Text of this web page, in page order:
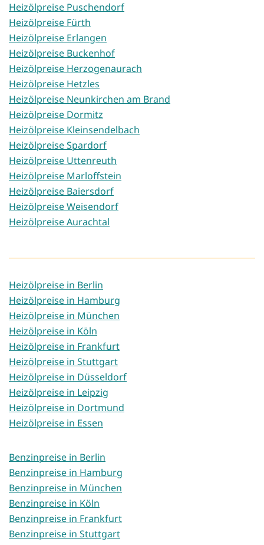
Heizölpreise Puschendorf
Heizölpreise Fürth
Heizölpreise Erlangen
Heizölpreise Buckenhof
Heizölpreise Herzogenaurach
Heizölpreise Hetzles
Heizölpreise Neunkirchen am Brand
Heizölpreise Dormitz
Heizölpreise Kleinsendelbach
Heizölpreise Spardorf
Heizölpreise Uttenreuth
Heizölpreise Marloffstein
Heizölpreise Baiersdorf
Heizölpreise Weisendorf
Heizölpreise Aurachtal
Heizölpreise in Berlin
Heizölpreise in Hamburg
Heizölpreise in München
Heizölpreise in Köln
Heizölpreise in Frankfurt
Heizölpreise in Stuttgart
Heizölpreise in Düsseldorf
Heizölpreise in Leipzig
Heizölpreise in Dortmund
Heizölpreise in Essen
Benzinpreise in Berlin
Benzinpreise in Hamburg
Benzinpreise in München
Benzinpreise in Köln
Benzinpreise in Frankfurt
Benzinpreise in Stuttgart